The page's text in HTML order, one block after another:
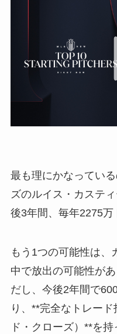
最も理にかなってい
ズのルイス・カステ
後3年間、毎年2275万
もう1つの可能性は、
中で放出の可能性が
だし、今後2年間で
り、**完全なトレー
ド・クローズ）**を持